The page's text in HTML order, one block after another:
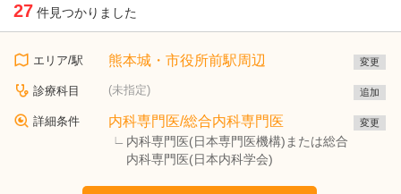
27 件見つかりました
エリア/駅 熊本城・市役所前駅周辺 変更
診療科目 (未指定) 追加
詳細条件 内科専門医/総合内科専門医
内科専門医(日本専門医機構)または総合
内科専門医(日本内科学会)
変更